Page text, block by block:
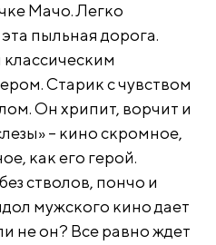
Мачо. Легко
пыльная дорога.
классическим
Старик с чувством
Он хрипит, ворчит и
– кино скромное,
как его герой.
стволов, пончо и
мужского кино дает
не он? Все равно ждет